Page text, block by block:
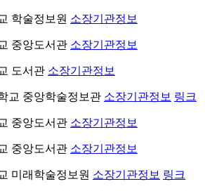
학술정보원 소장기관정보
중앙도서관 소장기관정보
도서관 소장기관정보
교 중앙학술정보관 소장기관정보 링크
중앙도서관 소장기관정보
중앙도서관 소장기관정보
미래학술정보원 소장기관정보 링크